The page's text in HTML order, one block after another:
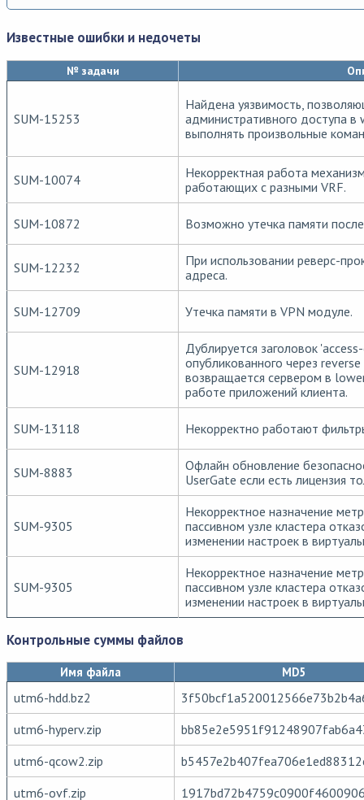
Известные ошибки и недочеты
№ задачи
SUM-15253
Найдена уязвимость,
административного доступа в
выполнять произвольные
SUM-10074
Некорректная работа
работающих с разными VRF.
SUM-10872 Возможно утечка памяти
SUM-12232
При использовании реверс-
адреса.
SUM-12709 Утечка памяти в VPN модуле.
SUM-12918
Дублируется заголовок
опубликованного через
возвращается сервером в
работе приложений клиента.
SUM-13118 Некорректно работают
SUM-8883
Офлайн обновление
UserGate если есть лицензия
SUM-9305
Некорректное назначение
пассивном узле кластера
изменении настроек в
SUM-9305
Некорректное назначение
пассивном узле кластера
изменении настроек в
Контрольные суммы файлов
Имя файла MD5
utm6-hdd.bz2
utm6-hyperv.zip
utm6-qcow2.zip
utm6-ovf.zip